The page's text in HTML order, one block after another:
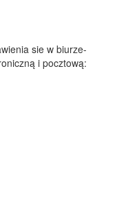
sie w biurze-
i pocztową: